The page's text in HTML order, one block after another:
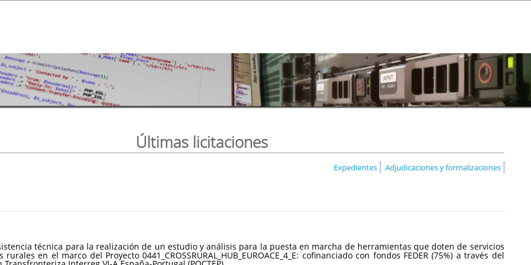
Últimas licitaciones
Expedientes Adjudicaciones y formalizaciones
técnica para la realización de un estudio y análisis para la puesta en marcha de herramientas que doten de servicios
en el marco del Proyecto 0441_CROSSRURAL_HUB_EUROACE_4_E: cofinanciado con fondos FEDER (75%) a través del